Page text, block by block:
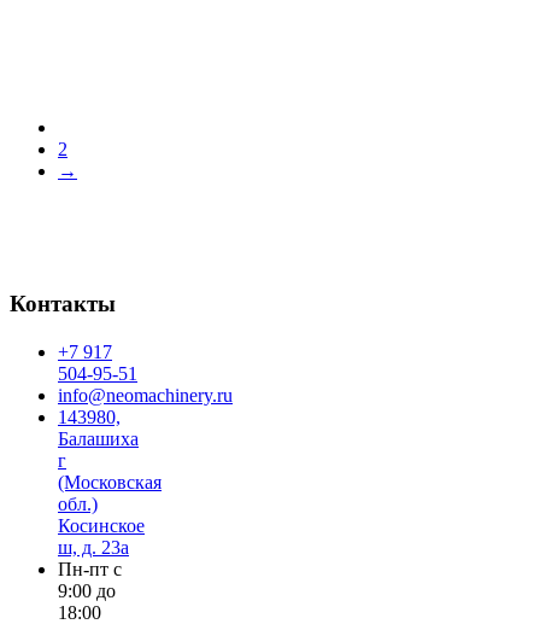
2
→
Контакты
+7 917
504-95-51
info@neomachinery.ru
143980,
Балашиха
г
(Московская
обл.)
Косинское
ш, д. 23а
Пн-пт с
9:00 до
18:00